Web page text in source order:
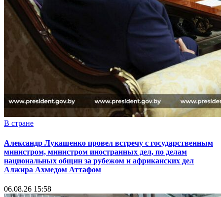
В стране
Александр Лукашенко провел встречу с государственным
министром, министром иностранных дел, по делам
национальных общин за рубежом и африканских дел
Алжира Ахмедом Аттафом
06.08.26 15:58